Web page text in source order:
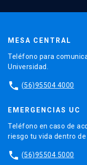
MESA CENTRAL
Teléfono para
Universidad.
phone (56)95504 4000
EMERGENCIAS UC
Teléfono en caso de
riesgo tu vida dentro de
phone (56)95504 5000